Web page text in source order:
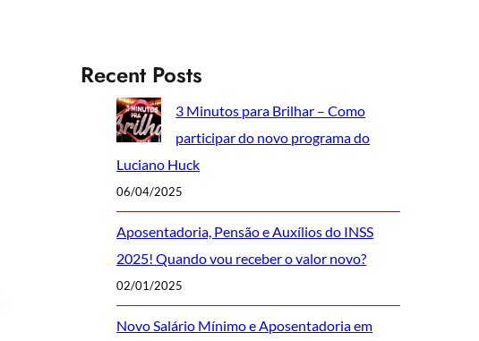
Recent Posts
3 Minutos para Brilhar – Como
participar do novo programa do
Luciano Huck
06/04/2025
Aposentadoria, Pensão e Auxílios do INSS
2025! Quando vou receber o valor novo?
02/01/2025
Novo Salário Mínimo e Aposentadoria em